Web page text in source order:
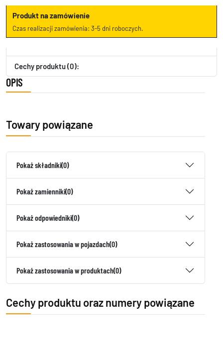
Produkt na zamówienie
Czas realizacji zamówienia: 3-5 dni roboczych.
Cechy produktu (0):
OPIS
Towary powiązane
Pokaż składniki(0)
Pokaż zamienniki(0)
Pokaż odpowiedniki(0)
Pokaż zastosowania w pojazdach(0)
Pokaż zastosowania w produktach(0)
Cechy produktu oraz numery powiązane